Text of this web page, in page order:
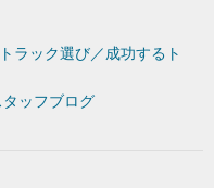
ラック選び／成功するト
タッフブログ